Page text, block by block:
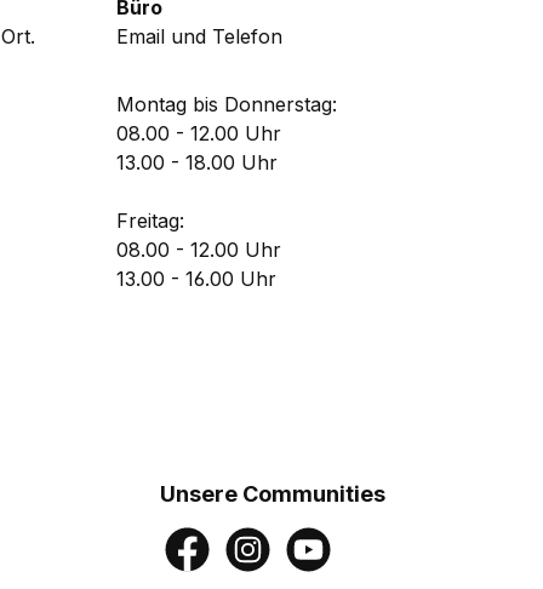
Büro
Email und Telefon
Montag bis Donnerstag:
08.00 - 12.00 Uhr
13.00 - 18.00 Uhr
Freitag:
08.00 - 12.00 Uhr
13.00 - 16.00 Uhr
Unsere Communities
FacebookInstagramYouTube